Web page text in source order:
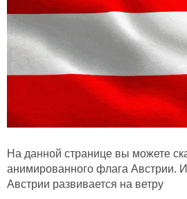
На данной странице вы можете
анимированного флага Австрии.
Австрии развивается на ветру